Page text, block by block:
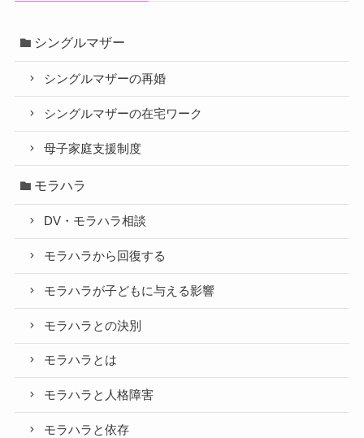
シングルマザー
シングルマザーの再婚
シングルマザーの在宅ワーク
母子家庭支援制度
モラハラ
DV・モラハラ相談
モラハラから回復する
モラハラが子どもに与える影響
モラハラとの決別
モラハラとは
モラハラと人格障害
モラハラと依存